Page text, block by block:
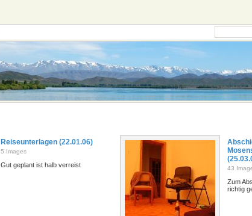
Reiseunterlagen (22.01.06)
5 Images
Gut geplant ist halb verreist 43
Zum
richtig